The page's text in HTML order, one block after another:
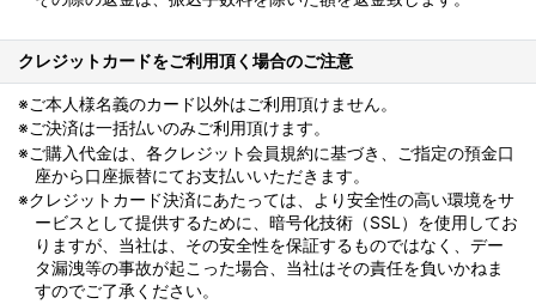
クレジットカードをご利用頂く場合のご注意
※ご本人様名義のカード以外はご利用頂けません。
※ご決済は一括払いのみご利用頂けます。
※ご購入代金は、各クレジット会員規約に基づき、ご指定の預金口
座から口座振替にてお支払いいただきます。
※クレジットカード決済にあたっては、より安全性の高い環境をサ
ービスとして提供するために、暗号化技術（SSL）を使用してお
りますが、当社は、その安全性を保証するものではなく、デー
タ漏洩等の事故が起こった場合、当社はその責任を負いかねま
すのでご了承ください。